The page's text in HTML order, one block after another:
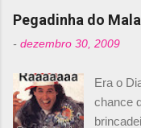
Pegadinha do
- dezembro 30, 2009
Era o
chance